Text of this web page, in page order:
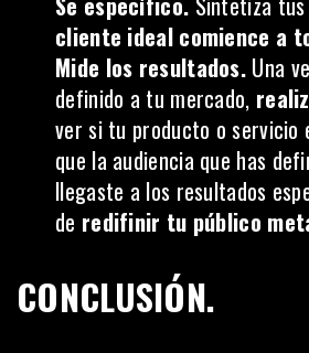
cliente ideal comience a
Mide los resultados. Una
definido a tu mercado,
ver si tu producto o servicio
que la audiencia que has
llegaste a los resultados
de redifinir tu público
CONCLUSIÓN.